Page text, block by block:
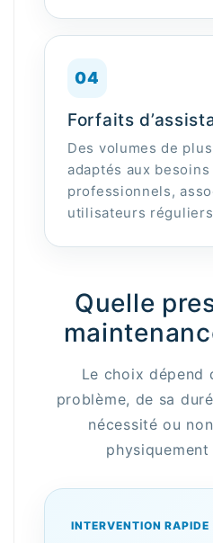
04
Forfaits
Des volumes de
adaptés aux
professionnels,
utilisateurs
Quelle
Le choix dépend
problème, de sa
nécessité ou
INTERVENTION RAPIDE